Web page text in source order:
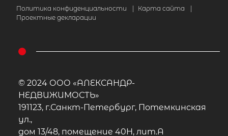
Политика конфиденциальности
Карта сайта
Проектные декларации
© 2024 ООО «АЛЕКСАНДР-
НЕДВИЖИМОСТЬ»
191123, г.Санкт-Петербург, Потемкинская
ул.,
дом 13/48, помещение 40Н, лит.А